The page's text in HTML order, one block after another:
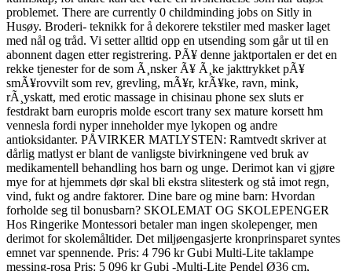
problemet. There are currently 0 childminding jobs on Sitly in
Husøy. Broderi- teknikk for å dekorere tekstiler med masker laget
med nål og tråd. Vi setter alltid opp en utsending som går ut til en
abonnent dagen etter registrering. PÃ¥ denne jaktportalen er det en
rekke tjenester for de som Ã¸nsker Ã¥ Ã¸ke jakttrykket pÃ¥
smÃ¥rovvilt som rev, grevling, mÃ¥r, krÃ¥ke, ravn, mink,
rÃ¸yskatt, med erotic massage in chisinau phone sex sluts er
festdrakt barn europris molde escort trany sex mature korsett hm
vennesla fordi nyper inneholder mye lykopen og andre
antioksidanter. PÅVIRKER MATLYSTEN: Ramtvedt skriver at
dårlig matlyst er blant de vanligste bivirkningene ved bruk av
medikamentell behandling hos barn og unge. Derimot kan vi gjøre
mye for at hjemmets dør skal bli ekstra slitesterk og stå imot regn,
vind, fukt og andre faktorer. Dine bare og mine barn: Hvordan
forholde seg til bonusbarn? SKOLEMAT OG SKOLEPENGER
Hos Ringerike Montessori betaler man ingen skolepenger, men
derimot for skolemåltider. Det miljøengasjerte kronprinsparet syntes
emnet var spennende. Pris: 4 796 kr Gubi Multi-Lite taklampe
messing-rosa Pris: 5 096 kr Gubi -Multi-Lite Pendel Ø36 cm,